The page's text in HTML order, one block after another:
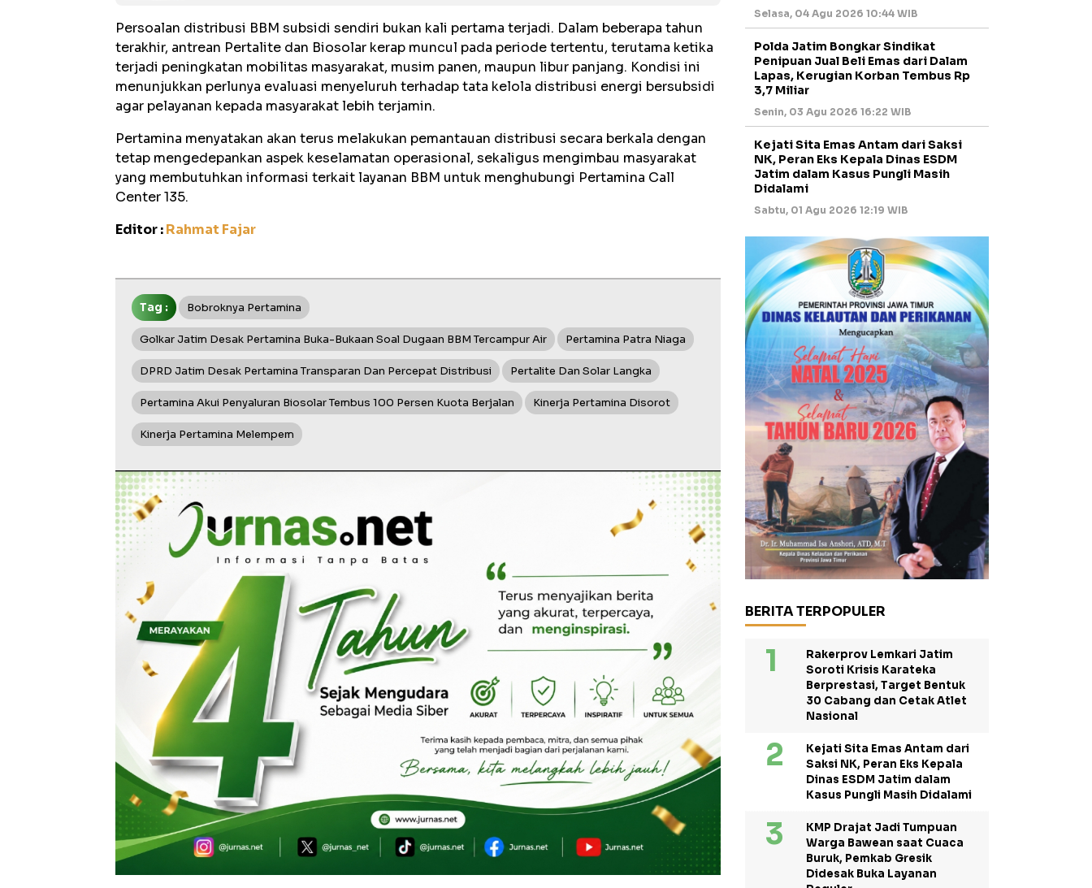
Persoalan distribusi BBM subsidi sendiri bukan kali pertama terjadi. Dalam beberapa tahun
terakhir, antrean Pertalite dan Biosolar kerap muncul pada periode tertentu, terutama ketika
terjadi peningkatan mobilitas masyarakat, musim panen, maupun libur panjang. Kondisi ini
menunjukkan perlunya evaluasi menyeluruh terhadap tata kelola distribusi energi bersubsidi
agar pelayanan kepada masyarakat lebih terjamin.
Pertamina menyatakan akan terus melakukan pemantauan distribusi secara berkala dengan
tetap mengedepankan aspek keselamatan operasional, sekaligus mengimbau masyarakat
yang membutuhkan informasi terkait layanan BBM untuk menghubungi Pertamina Call
Center 135.
Editor :Rahmat Fajar
Tag : Bobroknya Pertamina
Golkar Jatim Desak Pertamina Buka-Bukaan Soal Dugaan BBM Tercampur Air Pertamina Patra Niaga
DPRD Jatim Desak Pertamina Transparan Dan Percepat Distribusi Pertalite Dan Solar Langka
Pertamina Akui Penyaluran Biosolar Tembus 100 Persen Kuota Berjalan Kinerja Pertamina Disorot
Kinerja Pertamina Melempem
Selasa, 04 Agu 2026 10:44 WIB
Polda Jatim Bongkar Sindikat
Penipuan Jual Beli Emas dari Dalam
Lapas, Kerugian Korban Tembus Rp
3,7 Miliar
Senin, 03 Agu 2026 16:22 WIB
Kejati Sita Emas Antam dari Saksi
NK, Peran Eks Kepala Dinas ESDM
Jatim dalam Kasus Pungli Masih
Didalami
Sabtu, 01 Agu 2026 12:19 WIB
BERITA TERPOPULER
Rakerprov Lemkari Jatim
Soroti Krisis Karateka
Berprestasi, Target Bentuk
30 Cabang dan Cetak Atlet
Nasional
Kejati Sita Emas Antam dari
Saksi NK, Peran Eks Kepala
Dinas ESDM Jatim dalam
Kasus Pungli Masih Didalami
KMP Drajat Jadi Tumpuan
Warga Bawean saat Cuaca
Buruk, Pemkab Gresik
Didesak Buka Layanan